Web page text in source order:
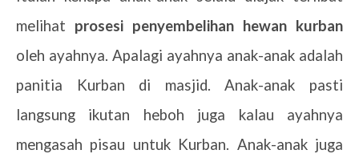
melihat prosesi penyembelihan hewan kurban
oleh ayahnya. Apalagi ayahnya anak-anak adalah
panitia Kurban di masjid. Anak-anak pasti
langsung ikutan heboh juga kalau ayahnya
mengasah pisau untuk Kurban. Anak-anak juga